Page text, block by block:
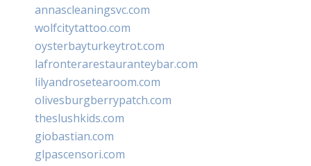
annascleaningsvc.com
wolfcitytattoo.com
oysterbayturkeytrot.com
lafronterarestauranteybar.com
lilyandrosetearoom.com
olivesburgberrypatch.com
theslushkids.com
giobastian.com
glpascensori.com